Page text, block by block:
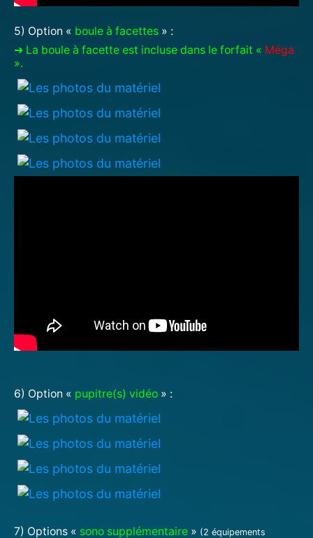
5) Option « boule à facettes » :
➔ La boule à facette est incluse dans le forfait « Méga
».
6) Option « pupitre(s) vidéo » :
7) Options « sono supplémentaire » (2 équipements